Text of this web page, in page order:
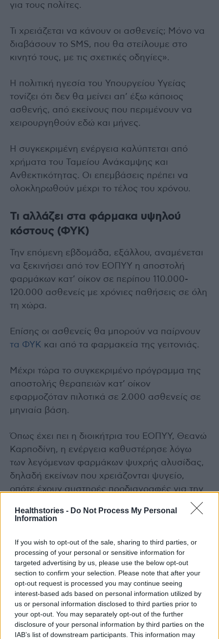
Healthstories - Do Not Process My Personal
Information
If you wish to opt-out of the sale, sharing to third parties, or
processing of your personal or sensitive information for
targeted advertising by us, please use the below opt-out
section to confirm your selection. Please note that after your
opt-out request is processed you may continue seeing
interest-based ads based on personal information utilized by
us or personal information disclosed to third parties prior to
your opt-out. You may separately opt-out of the further
disclosure of your personal information by third parties on the
IAB’s list of downstream participants. This information may
για τους πολίτες.
Τι χρειάζεται να κάνουν οι ασθενείς; Μόνο να
διαβάσουν το SMS, που θα στείλουμε στο
κινητό τους, με τις σχετικές οδηγίες».
Η πολιτική ηγεσία του Υπουργείου Υγείας
τονίζει ότι δεν θα μείνει απ’ έξω κάποιος
ασθενής, από εκείνους που περιμένουν να
χειρουργηθούν εδώ και μήνες.
Η συγκεκριμένη ενέργεια καλύπτεται από
χρήματα του Ταμείου Ανάκαμψης και
Ανθεκτικότητας. Οι επεμβάσεις πρέπει να
ολοκληρωθούν μέχρι το τέλος του χρόνου.
Τι αλλάζει στα φάρμακα υψηλού
κόστους (ΦΥΚ)
Την επόμενη εβδομάδα, εξάλλου, αναμένεται
να ξεκινήσει από τον ΕΟΠΥΥ η αποστολή
φαρμάκων κατ’ οίκον σε περίπου 110.000-
120.000 ασθενείς με χρόνιες παθήσεις σε όλη
τη χώρα.
Επίσης οι ασθενείς θα μπορούν να παίρνουν
τα ΦΥΚ και από τα φαρμακεία της γειτονιάς.
Μέχρι τώρα το συγκεκριμένο πρόγραμμα της
αποστολής θεραπειών κατ’ οίκον
εφαρμοζόταν πιλοτικά σε 2.000 ασθενείς σε
μηνιαία βάση.
Όπως έχει πει η διοικήτρια του ΕΟΠΥΥ, Θεανώ
Καρποδίνη, η ενέργεια καθυστέρησε λόγω
των λεγόμενων φαρμάκων ψυχρής αλυσίδας,
δηλαδή εκείνων που χρειάζονται ψυγείο,
οπότε έχουν αυστηρές προδιαγραφές για την
φάρμακα στις αποστολές ανά την Ελλάδα,
καθώς προβλέπεται η μεταφορά τους με
ειδικά φορτηγά – ψυγεία.
Το συνολικό κόστος του εν λόγω
προγράμματος για τον ΕΟΠΥΥ υπολογίζεται
στα 10,9 εκατ. ευρώ για τα πρώτα δύο χρόνια.